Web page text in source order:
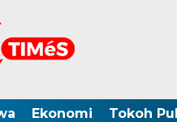
Ekonomi Tokoh